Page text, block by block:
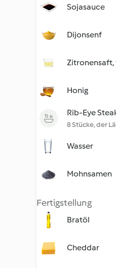
Sojasauce
Dijonsenf
Zitronensaft,
Honig
Rib-Eye
8 Stücke, der
Wasser
Mohnsamen
Fertigstellung
Bratöl
Cheddar